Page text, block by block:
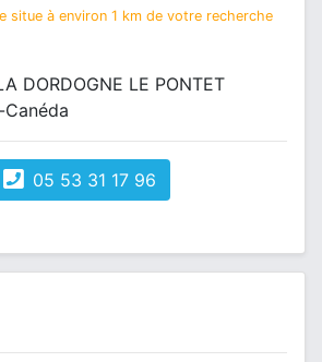
situe à environ 1 km de votre recherche
DORDOGNE LE PONTET
05 53 31 17 96